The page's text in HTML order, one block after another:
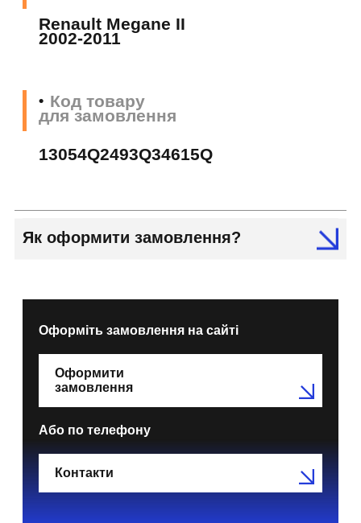
Renault Megane II
2002-2011
Код товару
для замовлення
13054Q2493Q34615Q
Як оформити замовлення?
Оформіть замовлення на сайті
Оформити
замовлення
Або по телефону
Контакти